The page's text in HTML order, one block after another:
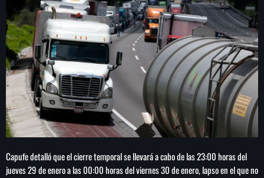
NOTAS
Importaciones de gas frenan soberanía
energética de México: Comité científico
Milei celebra ‘visita histórica’ del papa León
XIV en noviembre
Federación Venezolana reafirma su apoyo a
Infantino en medio de polémica comercial
Capufe detalló que el cierre temporal se llevará a cabo de las 23:00 horas del
jueves 29 de enero a las 00:00 horas del viernes 30 de enero, lapso en el que no